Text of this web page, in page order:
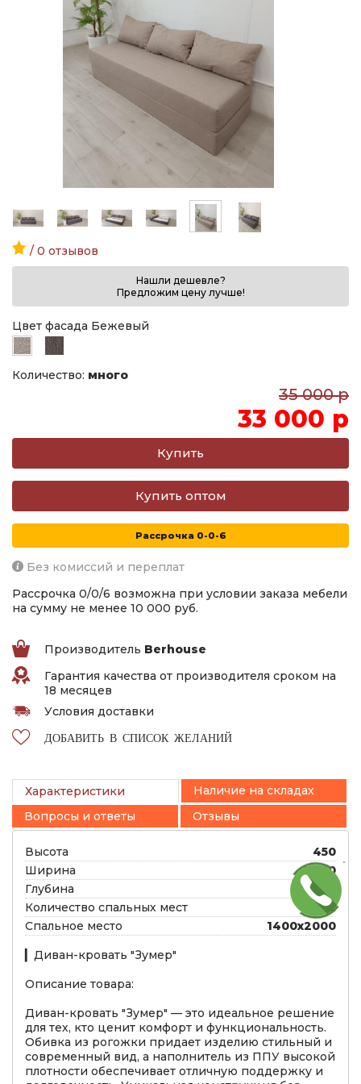
/ 0 отзывов
Нашли дешевле?
Предложим цену лучше!
Цвет фасада Бежевый
Количество: много
35 000 р
33 000 р
Купить оптом
Рассрочка 0-0-6
Без комиссий и переплат
Рассрочка 0/0/6 возможна при условии заказа мебели
на сумму не менее 10 000 руб.
Производитель Berhouse
Гарантия качества от производителя сроком на
18 месяцев
Условия доставки
ДОБАВИТЬ В СПИСОК ЖЕЛАНИЙ
Характеристики
Наличие на складах
Вопросы и ответы
Отзывы
Высота
450
Ширина
2000
Глубина
700
Количество спальных мест
1, 2
Спальное место
1400х2000
▎Диван-кровать "Зумер"
Описание товара:
Диван-кровать "Зумер" — это идеальное решение
для тех, кто ценит комфорт и функциональность.
Обивка из рогожки придает изделию стильный и
современный вид, а наполнитель из ППУ высокой
плотности обеспечивает отличную поддержку и